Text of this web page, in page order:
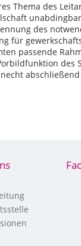
Thema des
des
für
passende
des
abschließend